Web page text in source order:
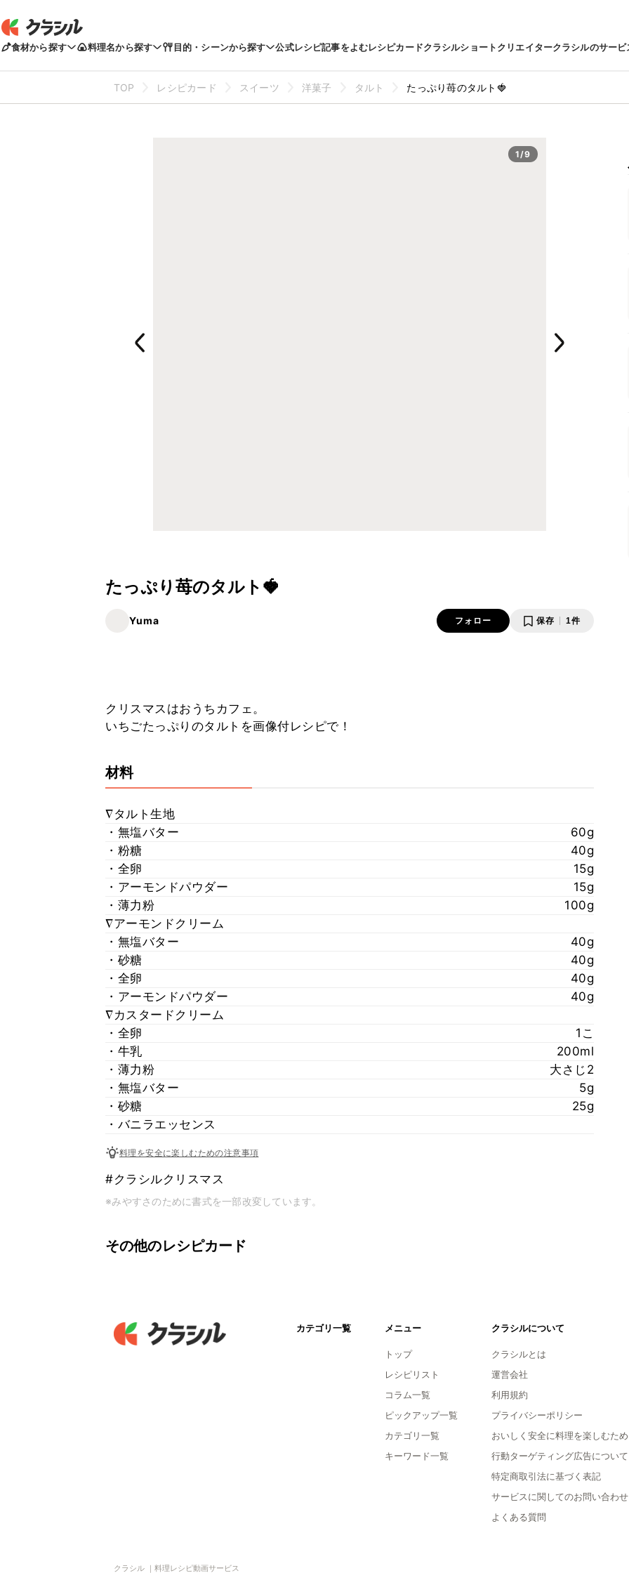
食材から探す 料理名から探す 目的・シーンから探す 公式レシピ記事をよむレシピカードクラシルショートクリエイタークラシルのサービ
TOP レシピカード スイーツ 洋菓子 タルト たっぷり苺のタルト🍓
1/9
たっぷり苺のタルト🍓
Yuma フォロー 保存 1件
クリスマスはおうちカフェ。
いちごたっぷりのタルトを画像付レシピで！
材料
∇タルト生地
・無塩バター
60g
・粉糖
40g
・全卵
15g
・アーモンドパウダー
15g
・薄力粉
100g
∇アーモンドクリーム
・無塩バター
40g
・砂糖
40g
・全卵
40g
・アーモンドパウダー
40g
∇カスタードクリーム
・全卵
1こ
・牛乳
200ml
・薄力粉
大さじ2
・無塩バター
5g
・砂糖
25g
・バニラエッセンス
料理を安全に楽しむための注意事項
#クラシルクリスマス
※みやすさのために書式を一部改変しています。
その他のレシピカード
カテゴリ一覧 メニュー
トップ
レシピリスト
コラム一覧
ピックアップ一覧
カテゴリ一覧
キーワード一覧
クラシルについて
クラシルとは
運営会社
利用規約
プライバシーポリシー
おいしく安全に料理を楽しむため
行動ターゲティング広告について
特定商取引法に基づく表記
サービスに関してのお問い合わせ
よくある質問
クラシル ｜料理レシピ動画サービス